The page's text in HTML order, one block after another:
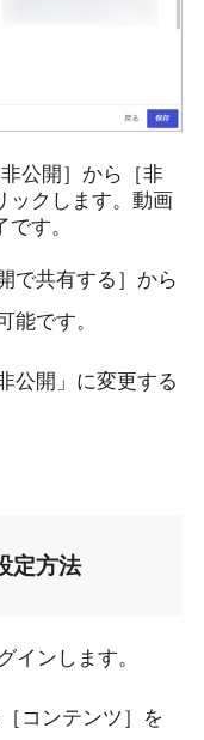
公開］から［非
ックします。動画
す。
共有する］から
能です。
公開」に変更する
定方法
インします。
コンテンツ］を